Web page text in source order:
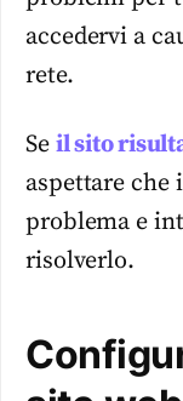
accedervi a
rete.
Se il sito
aspettare che
problema e
risolverlo.